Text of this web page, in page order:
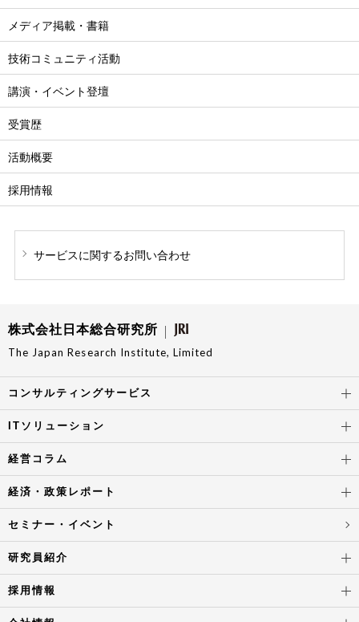
メディア掲載・書籍
技術コミュニティ活動
講演・イベント登壇
受賞歴
活動概要
採用情報
サービスに関するお問い合わせ
株式会社日本総合研究所
The Japan Research Institute, Limited
コンサルティングサービス
ITソリューション
経営コラム
経済・政策レポート
セミナー・イベント
研究員紹介
採用情報